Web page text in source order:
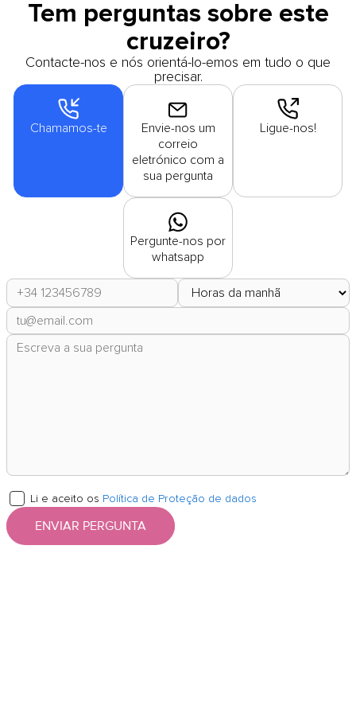
Tem perguntas sobre este
cruzeiro?
Contacte-nos e nós orientá-lo-emos em tudo o que
precisar.
Chamamos-te
Envie-nos um
correio
eletrónico com a
sua pergunta
Ligue-nos!
Pergunte-nos por
whatsapp
Li e aceito os Política de Proteção de dados
ENVIAR PERGUNTA